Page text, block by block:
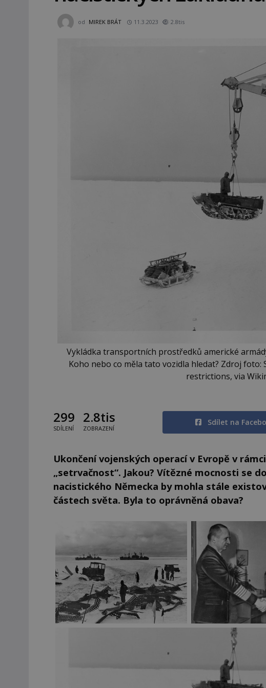
od MIREK BRÁT 11.3.2023 2.8tis
Vykládka transportních prostředků americké
Koho nebo co měla tato vozidla hledat? Zdroj
restrictions, via
299
SDÍLENÍ
2.8tis
ZOBRAZENÍ
Sdílet na
Ukončení vojenských operací v Evropě v
„setrvačnost“. Jakou? Vítězné mocnosti se
nacistického Německa by mohla stále
částech světa. Byla to oprávněná obava?